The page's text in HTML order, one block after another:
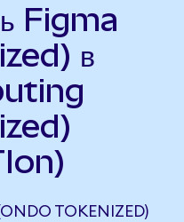
Figma
в
TOKENIZED)